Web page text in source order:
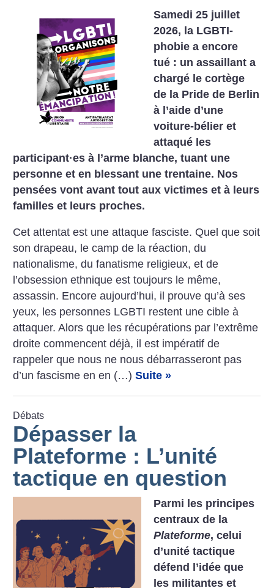
Samedi 25 juillet
2026, la LGBTI-
phobie a encore
tué : un assaillant a
chargé le cortège
de la Pride de Berlin
à l’aide d’une
voiture-bélier et
attaqué les
participant·es à l’arme blanche, tuant une
personne et en blessant une trentaine. Nos
pensées vont avant tout aux victimes et à leurs
familles et leurs proches.
Cet attentat est une attaque fasciste. Quel que soit
son drapeau, le camp de la réaction, du
nationalisme, du fanatisme religieux, et de
l’obsession ethnique est toujours le même,
assassin. Encore aujourd’hui, il prouve qu’à ses
yeux, les personnes LGBTI restent une cible à
attaquer. Alors que les récupérations par l’extrême
droite commencent déjà, il est impératif de
rappeler que nous ne nous débarrasseront pas
d’un fascisme en en (…)Suite »
Débats
Dépasser la
Plateforme : L’unité
tactique en question
Parmi les principes
centraux de la
Plateforme, celui
d’unité tactique
défend l’idée que
les militantes et